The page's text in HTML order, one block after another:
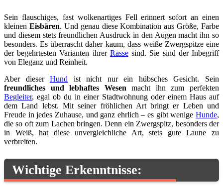
Sein flauschiges, fast wolkenartiges Fell erinnert sofort an einen
kleinen Eisbären. Und genau diese Kombination aus Größe, Farbe
und diesem stets freundlichen Ausdruck in den Augen macht ihn so
besonders. Es überrascht daher kaum, dass weiße Zwergspitze eine
der begehrtesten Varianten ihrer Rassesind. Sie sind der Inbegriff
von Eleganz und Reinheit.
Aber dieserHund ist nicht nur ein hübsches Gesicht. Sein
freundliches und lebhaftes Wesen macht ihn zum perfekten
Begleiter, egal ob du in einer Stadtwohnung oder einem Haus auf
dem Land lebst. Mit seiner fröhlichen Art bringt er Leben und
Freude in jedes Zuhause, und ganz ehrlich – es gibt wenige Hunde,
die so oft zum Lachen bringen. Denn ein Zwergspitz, besonders der
in Weiß, hat diese unvergleichliche Art, stets gute Laune zu
verbreiten.
Wichtige Erkenntnisse: